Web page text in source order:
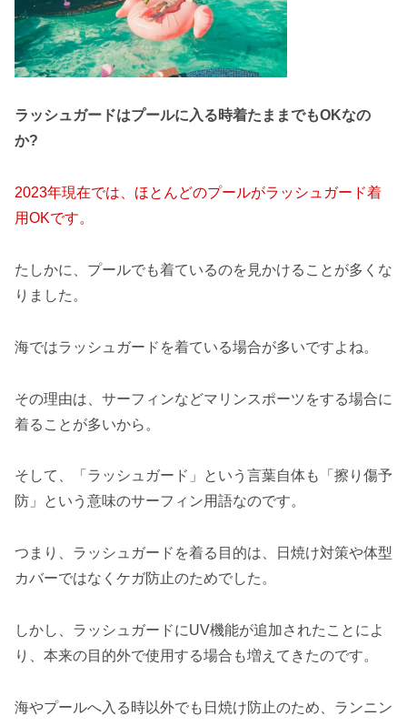
ラッシュガードはプールに入る時着たままでもOKなの
か?
2023年現在では、ほとんどのプールがラッシュガード着
用OKです。
たしかに、プールでも着ているのを見かけることが多くな
りました。
海ではラッシュガードを着ている場合が多いですよね。
その理由は、サーフィンなどマリンスポーツをする場合に
着ることが多いから。
そして、「ラッシュガード」という言葉自体も「擦り傷予
防」という意味のサーフィン用語なのです。
つまり、ラッシュガードを着る目的は、日焼け対策や体型
カバーではなくケガ防止のためでした。
しかし、ラッシュガードにUV機能が追加されたことによ
り、本来の目的外で使用する場合も増えてきたのです。
海やプールへ入る時以外でも日焼け防止のため、ランニン